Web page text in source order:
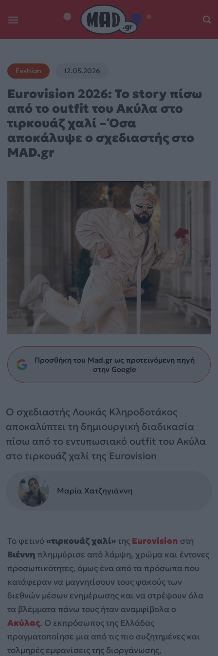
Fashion 12.05.2026
Eurovision 2026: Το story πίσω
από το outfit του Ακύλα στο
τιρκουάζ χαλί – Όσα
αποκάλυψε ο σχεδιαστής στο
MAD.gr
Προσθήκη του Mad.gr ως προτεινόμενη πηγή
στην Google
Ο σχεδιαστής Λουκάς Κληροδοτάκος
αποκαλύπτει τη δημιουργική διαδικασία
πίσω από το εντυπωσιακό outfit του Ακύλα
στο τιρκουάζ χαλί της Eurovision
Μαρία Χατζηγιάννη
Το φετινό«τιρκουάζ χαλί»της Eurovision στη
Βιέννη πλημμύρισε από λάμψη, χρώμα και έντονες
προσωπικότητες, όμως ένα από τα πρόσωπα που
κατάφεραν να μαγνητίσουν τους φακούς των
διεθνών μέσων ενημέρωσης και να στρέψουν όλα
τα βλέμματα πάνω τους ήταν αναμφίβολα ο
Ακύλας. Ο εκπρόσωπος της Ελλάδας
πραγματοποίησε μια από τις πιο συζητημένες και
τολμηρές εμφανίσεις της διοργάνωσης,